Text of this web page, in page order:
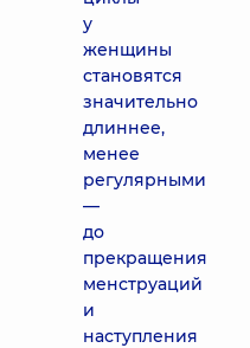
у
женщины
становятся
значительно
длиннее,
менее
регулярными
—
до
прекращения
менструаций
и
наступления